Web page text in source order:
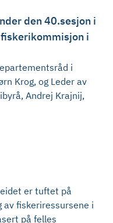
den 40.sesjon i
i
i
Krog, og Leder av
Andrej Krajnij,
er tuftet på
fiskeriressursene i
på felles